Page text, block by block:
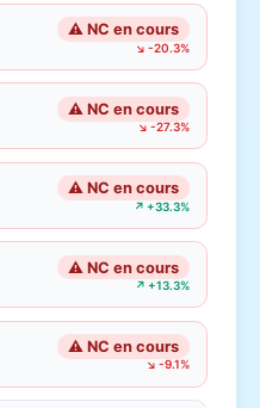
⚠ NC en cours
↘ -20.3%
⚠ NC en cours
↘ -27.3%
⚠ NC en cours
↗ +33.3%
⚠ NC en cours
↗ +13.3%
⚠ NC en cours
↘ -9.1%